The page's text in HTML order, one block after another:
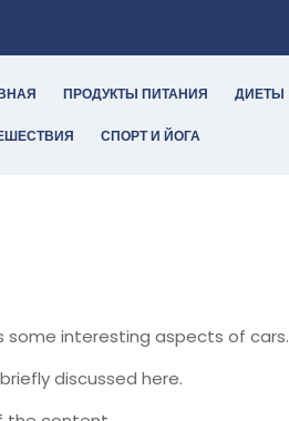
ПРОДУКТЫ ПИТАНИЯ ДИЕТЫ
СПОРТ И ЙОГА
some interesting aspects of cars.
discussed here.